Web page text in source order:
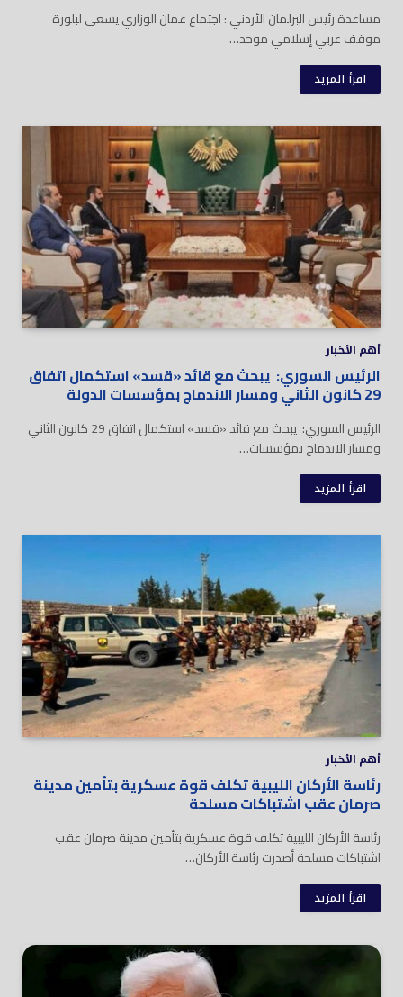
مساعدة رئيس البرلمان الأردني : اجتماع عمان الوزاري يسعى لبلورة
موقف عربي إسلامي موحد…
اقرأ المزيد
أهم الأخبار
الرئيس السوري: يبحث مع قائد «قسد» استكمال اتفاق
29 كانون الثاني ومسار الاندماج بمؤسسات الدولة
الرئيس السوري: يبحث مع قائد «قسد» استكمال اتفاق 29 كانون الثاني
ومسار الاندماج بمؤسسات…
اقرأ المزيد
أهم الأخبار
رئاسة الأركان الليبية تكلف قوة عسكرية بتأمين مدينة
صرمان عقب اشتباكات مسلحة
رئاسة الأركان الليبية تكلف قوة عسكرية بتأمين مدينة صرمان عقب
اشتباكات مسلحة أصدرت رئاسة الأركان…
اقرأ المزيد